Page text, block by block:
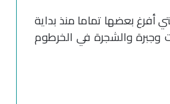
أفرغ بعضها تماما منذ بداية
وجبرة والشجرة في الخرطوم